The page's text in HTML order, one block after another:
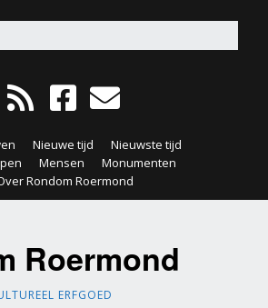
Nieuwe tijd
Nieuwste tijd
Mensen
Monumenten
Rondom Roermond
Roermond
ERFGOED